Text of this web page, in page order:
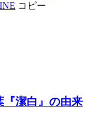
コピー
『潔白』の由来